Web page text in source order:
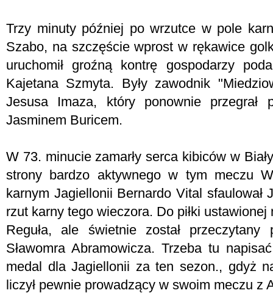
Trzy minuty później po wrzutce w pole
Szabo, na szczęście wprost w rękawice
uruchomił groźną kontrę gospodarzy
Kajetana Szmyta. Były zawodnik
Jesusa Imaza, który ponownie
Jasminem Buricem.
W 73. minucie zamarły serca kibiców w
strony bardzo aktywnego w tym meczu
karnym Jagiellonii Bernardo Vital sfaulował
rzut karny tego wieczora. Do piłki ustawionej
Reguła, ale świetnie został
Sławomra Abramowicza. Trzeba tu
medal dla Jagiellonii za ten sezon., gdyż
liczył pewnie prowadzący w swoim meczu z